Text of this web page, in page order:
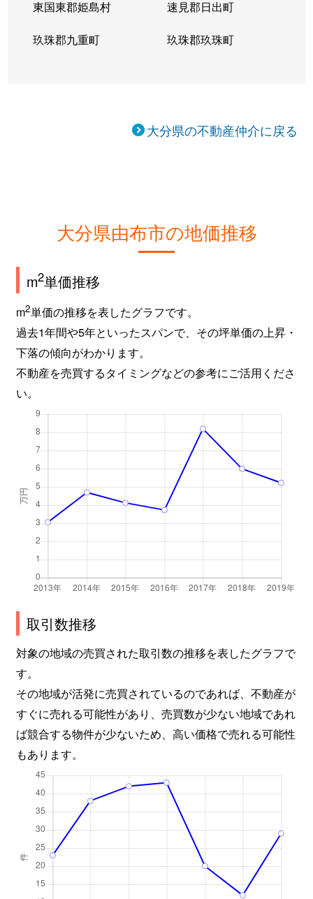
東国東郡姫島村 速見郡日出町
玖珠郡九重町 玖珠郡玖珠町
大分県の不動産仲介に戻る
大分県由布市の地価推移
m2単価推移
m2単価の推移を表したグラフです。
過去1年間や5年といったスパンで、その坪単価の上昇・
下落の傾向がわかります。
不動産を売買するタイミングなどの参考にご活用くださ
い。
取引数推移
対象の地域の売買された取引数の推移を表したグラフで
す。
その地域が活発に売買されているのであれば、不動産が
すぐに売れる可能性があり、売買数が少ない地域であれ
ば競合する物件が少ないため、高い価格で売れる可能性
もあります。